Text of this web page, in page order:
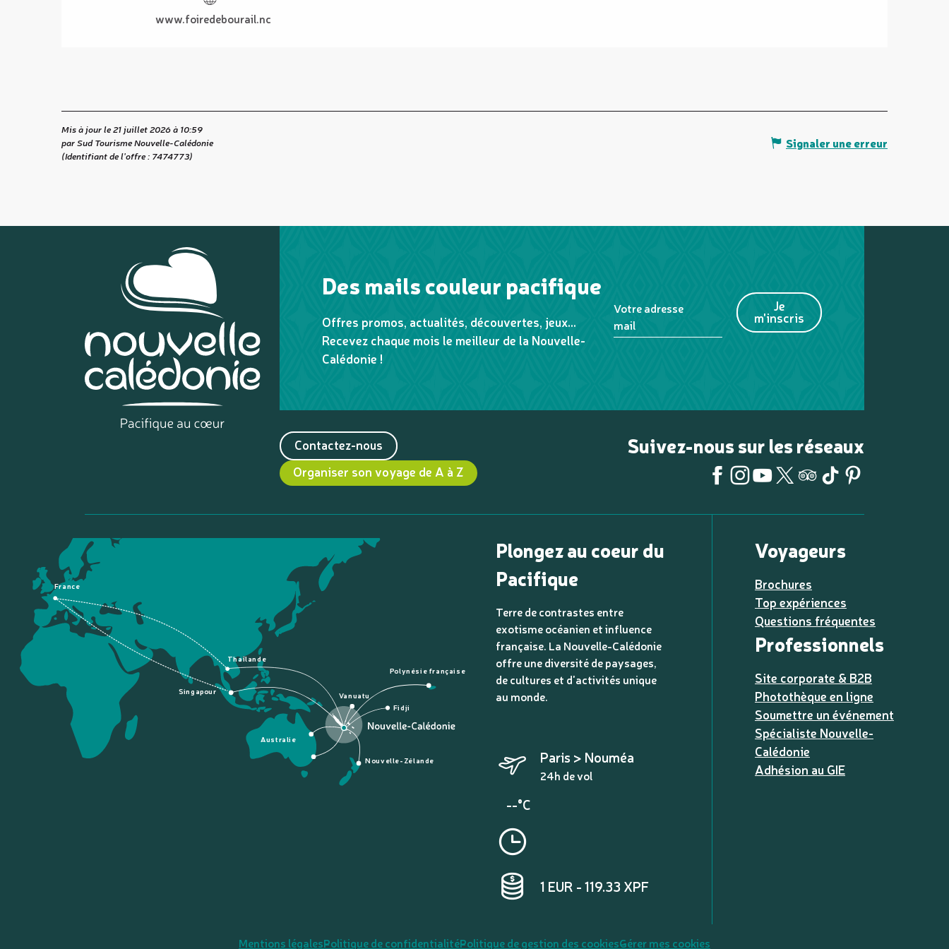
www.foiredebourail.nc
Mis à jour le 21 juillet 2026 à 10:59
par Sud Tourisme Nouvelle-Calédonie
(Identifiant de l'offre : 7474773)
Signaler une erreur
Des mails couleur pacifique
Offres promos, actualités, découvertes, jeux...
Recevez chaque mois le meilleur de la Nouvelle-
Calédonie !
Votre adresse
mail
Je
m'inscris
Contactez-nous
Organiser son voyage de A à Z
Suivez-nous sur les réseaux
France
Polynésie française
Fidji
Nouvelle-Zélande
Australie
Singapour
Thaïlande
Vanuatu
Plongez au coeur du
Pacifique
Terre de contrastes entre
exotisme océanien et influence
française. La Nouvelle-Calédonie
offre une diversité de paysages,
de cultures et d'activités unique
au monde.
Paris > Nouméa
24h de vol
--°C
1 EUR - 119.33 XPF
Voyageurs
Brochures
Top expériences
Questions fréquentes
Professionnels
Site corporate & B2B
Photothèque en ligne
Soumettre un événement
Spécialiste Nouvelle-
Calédonie
Adhésion au GIE
Mentions légalesPolitique de confidentialitéPolitique de gestion des cookiesGérer mes cookies